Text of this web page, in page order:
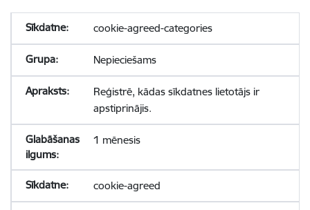
cookie-agreed-categories
Nepieciešams
Reģistrē, kādas sīkdatnes lietotājs ir
apstiprinājis.
1 mēnesis
cookie-agreed